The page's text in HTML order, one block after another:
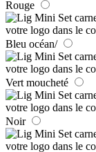
Rouge
Bleu océan/
Vert moucheté
Noir